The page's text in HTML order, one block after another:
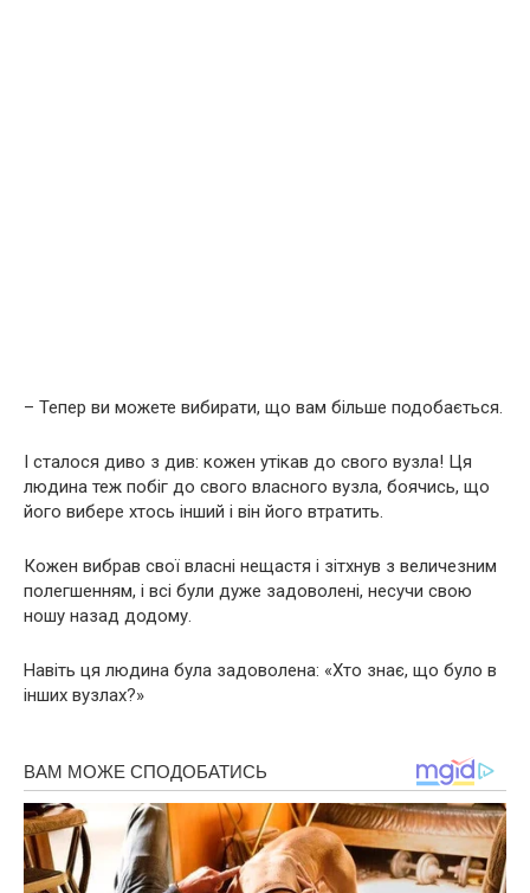
– Тепер ви можете вибирати, що вам більше подобається.
І сталося диво з див: кожен утікав до свого вузла! Ця
людина теж побіг до свого власного вузла, боячись, що
його вибере хтось інший і він його втратить.
Кожен вибрав свої власні нещастя і зітхнув з величезним
полегшенням, і всі були дуже задоволені, несучи свою
ношу назад додому.
Навіть ця людина була задоволена: «Хто знає, що було в
інших вузлах?»